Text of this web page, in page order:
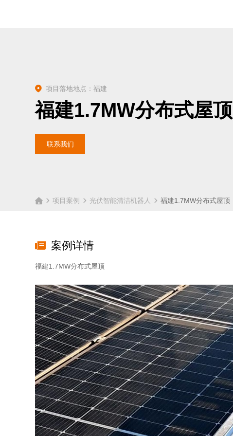
项目落地地点：福建
福建1.7MW分布式屋顶
联系我们
项目案例 光伏智能清洁机器人 福建1.7MW分布式屋顶
案例详情
福建1.7MW分布式屋顶